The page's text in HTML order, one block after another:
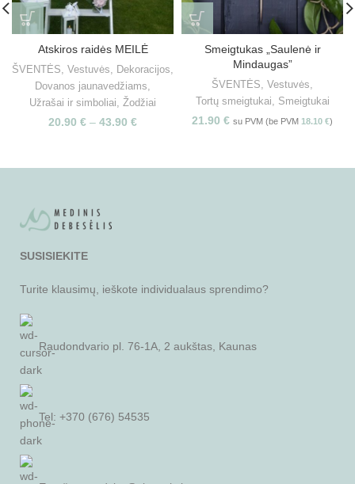
Atskiros raidės MEILĖ
ŠVENTĖS Vestuvės Dekoracijos
Dovanos jaunavedžiams
Užrašai ir simboliai
Žodžiai
20.90 € – 43.90 €
Smeigtukas „Saulenė ir
Mindaugas”
ŠVENTĖS Vestuvės
Tortų smeigtukai
Smeigtukai
21.90 € su PVM (be PVM 18.10 €)
SUSISIEKITE
Turite klausimų, ieškote individualaus sprendimo?
Raudondvario pl. 76-1A, 2 aukštas, Kaunas
Tel: +370 (676) 54535